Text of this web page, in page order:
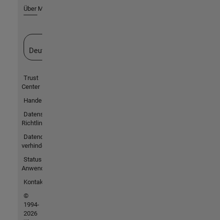
Über MathWorks
Deutschland
Trust
Center
Handelsmarken
Datenschutz-
Richtlinien
Datendiebstahl
verhindern
Status von
Anwendungen
Kontakt
©
1994-
2026